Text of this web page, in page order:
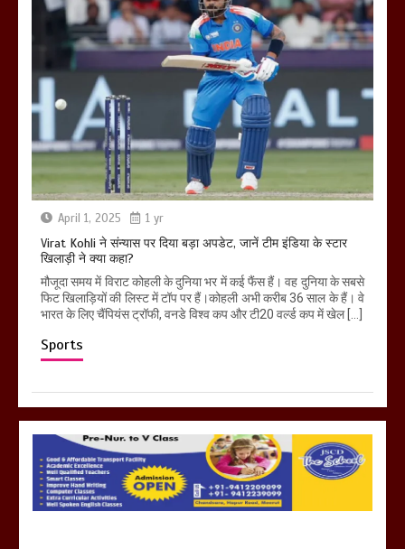
April 1, 2025 1 yr
Virat Kohli ने संन्यास पर दिया बड़ा अपडेट, जानें टीम इंडिया के स्टार
खिलाड़ी ने क्या कहा?
मौजूदा समय में विराट कोहली के दुनिया भर में कई फैंस हैं। वह दुनिया के सबसे
फिट खिलाड़ियों की लिस्ट में टॉप पर हैं।कोहली अभी करीब 36 साल के हैं। वे
भारत के लिए चैंपियंस ट्रॉफी, वनडे विश्व कप और टी20 वर्ल्ड कप में खेल […]
Sports